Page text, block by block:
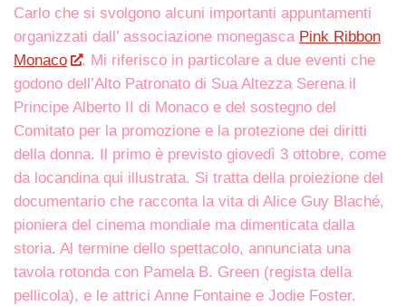
Carlo che si svolgono alcuni importanti appuntamenti
organizzati dall’ associazione monegasca Pink Ribbon
Monaco
. Mi riferisco in particolare a due eventi che
godono dell’Alto Patronato di Sua Altezza Serena il
Principe Alberto II di Monaco e del sostegno del
Comitato per la promozione e la protezione dei diritti
della donna. Il primo è previsto giovedì 3 ottobre, come
da locandina qui illustrata. Si tratta della proiezione del
documentario che racconta la vita di Alice Guy Blaché,
pioniera del cinema mondiale ma dimenticata dalla
storia. Al termine dello spettacolo, annunciata una
tavola rotonda con Pamela B. Green (regista della
pellicola), e le attrici Anne Fontaine e Jodie Foster.